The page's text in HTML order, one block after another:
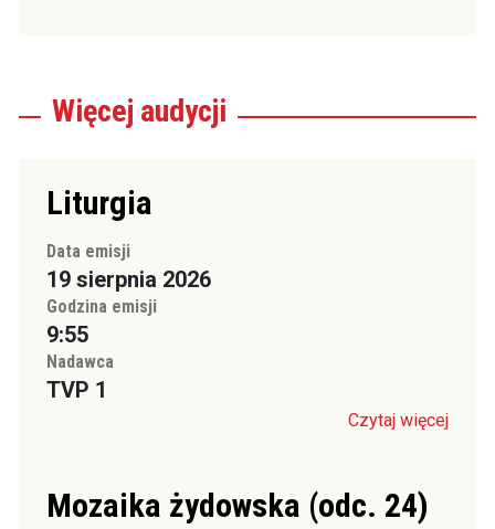
Więcej audycji
Liturgia
Data emisji
19 sierpnia 2026
Godzina emisji
9:55
Nadawca
TVP 1
Czytaj więcej
Mozaika żydowska (odc. 24)